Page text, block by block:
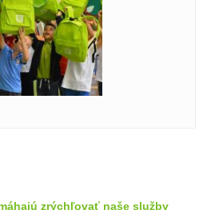
zrýchľovať naše služby